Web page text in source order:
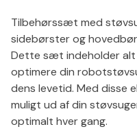
Tilbehørssæt med
sidebørster og
Dette sæt indeholder
optimere din
dens levetid. Med disse
muligt ud af din
optimalt hver gang.